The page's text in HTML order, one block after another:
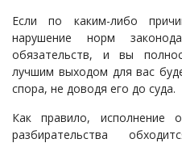
Если по каким-либо
нарушение норм
обязательств, и вы
лучшим выходом для вас
спора, не доводя его до суда.
Как правило, исполнение
разбирательства